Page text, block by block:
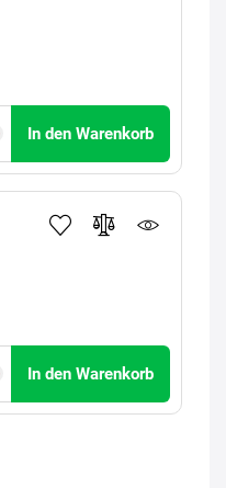
In den Warenkorb
In den Warenkorb